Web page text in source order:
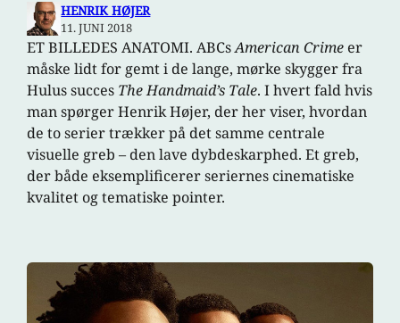
HENRIK HØJER
11. JUNI 2018
ET BILLEDES ANATOMI. ABCsAmerican Crime er
måske lidt for gemt i de lange, mørke skygger fra
Hulus succes The Handmaid’s Tale. I hvert fald hvis
man spørger Henrik Højer, der her viser, hvordan
de to serier trækker på det samme centrale
visuelle greb – den lave dybdeskarphed. Et greb,
der både eksemplificerer seriernes cinematiske
kvalitet og tematiske pointer.